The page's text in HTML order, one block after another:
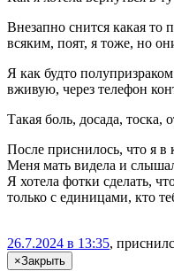
Внезапно снится какая
всяким, по‌ят, я тоже, но
Я как будто
вживую, через телефон
Такая боль, досада, тоска,
После приснилось, что я в
Меня мать видела и
Я хотела фотки сделать,
только с единицами, кто
26.7.2024 в 13:35,
×Закрыть